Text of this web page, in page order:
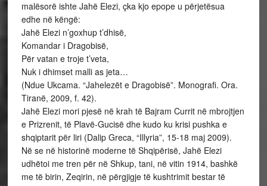
malësorë ishte Jahë Elezi, çka kjo epope u përjetësua
edhe në këngë:
Jahë Elezi n’goxhup t’dhisë,
Komandar i Dragobisë,
Për vatan e troje t’veta,
Nuk i dhimset malli as jeta…
(Ndue Ukcama. “Jahelezët e Dragobisë”. Monografi. Ora.
Tiranë, 2009, f. 42).
Jahë Elezi mori pjesë në krah të Bajram Currit në mbrojtjen
e Prizrenit, të Plavë-Gucisë dhe kudo ku krisi pushka e
shqiptarit për liri (Dalip Greca, “Illyria”, 15-18 maj 2009).
Në se në historinë moderne të Shqipërisë, Jahë Elezi
udhëtoi me tren për në Shkup, tani, në vitin 1914, bashkë
me të birin, Zeqirin, në përgjigje të kushtrimit bestar të